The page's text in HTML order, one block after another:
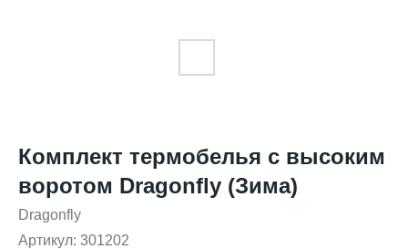
Комплект термобелья с высоким
воротом Dragonfly (Зима)
Dragonfly
Артикул: 301202